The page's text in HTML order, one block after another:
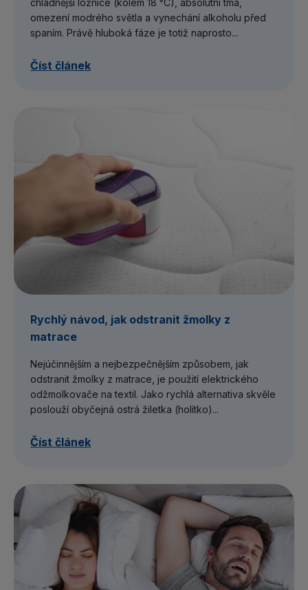
chladnější ložnice (kolem 18 °C), absolutní tma,
omezení modrého světla a vynechání alkoholu před
spaním. Právě hluboká fáze je totiž naprosto...
Číst článek
Rychlý návod, jak odstranit žmolky z
matrace
Nejúčinnějším a nejbezpečnějším způsobem, jak
odstranit žmolky z matrace, je použití elektrického
odžmolkovače na textil. Jako rychlá alternativa skvěle
poslouží obyčejná ostrá žiletka (holítko)...
Číst článek